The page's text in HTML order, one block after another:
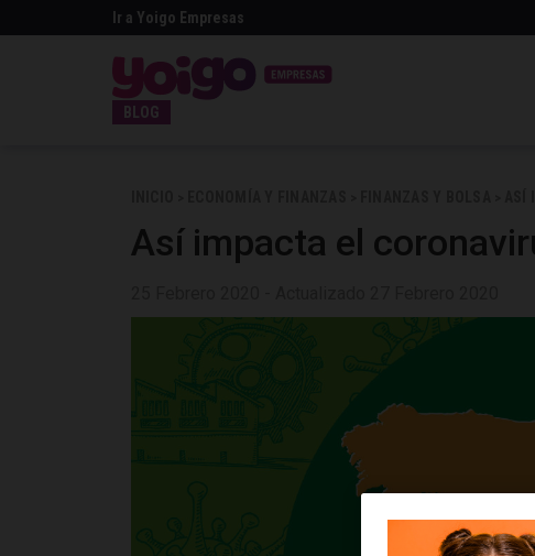
Ir a Yoigo Empresas
BLOG
Así impacta el